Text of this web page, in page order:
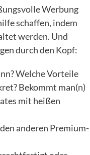
Werbung
schaffen, indem
werden. Und
durch den Kopf:
Welche Vorteile
Bekommt man(n)
mit heißen
anderen Premium-